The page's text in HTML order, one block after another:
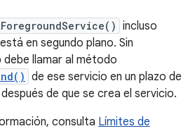
incluso
en segundo plano. Sin
debe llamar al método
de ese servicio en un plazo de
de que se crea el servicio.
consulta Límites de